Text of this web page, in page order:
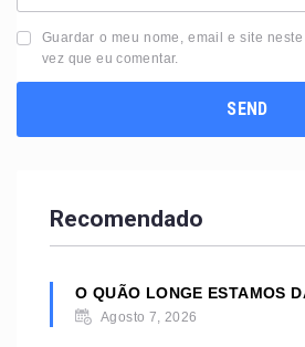
Guardar o meu nome, email e site
vez que eu comentar.
Recomendado
O QUÃO LONGE ESTAMOS
Agosto 7, 2026